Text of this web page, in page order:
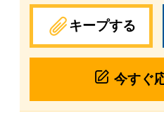
キープする
今すぐ